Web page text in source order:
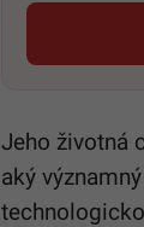
Jeho životná
aký